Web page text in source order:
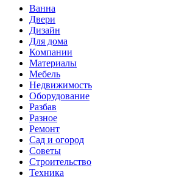
Ванна
Двери
Дизайн
Для дома
Компании
Материалы
Мебель
Недвижимость
Оборудование
Разбав
Разное
Ремонт
Сад и огород
Советы
Строительство
Техника